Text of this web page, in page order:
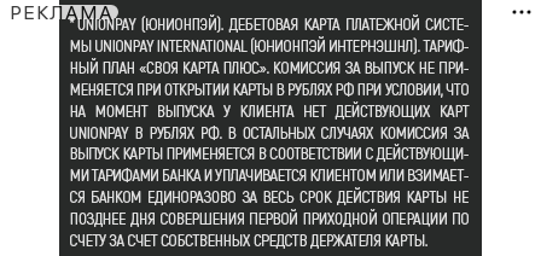
РЕКЛАМА